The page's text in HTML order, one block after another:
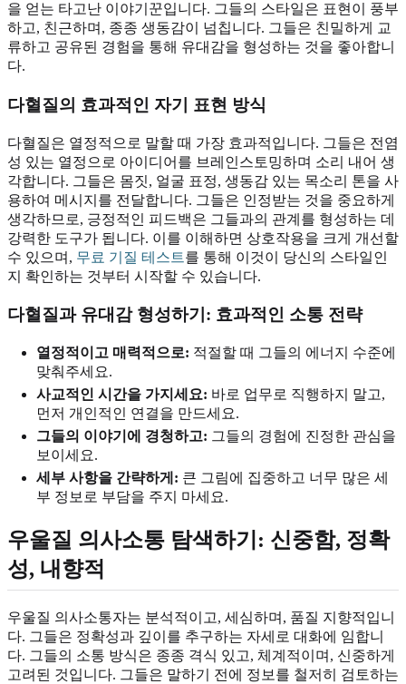
을 얻는 타고난 이야기꾼입니다. 그들의 스타일은 표현이 풍부
하고, 친근하며, 종종 생동감이 넘칩니다. 그들은 친밀하게 교
류하고 공유된 경험을 통해 유대감을 형성하는 것을 좋아합니
다.
다혈질의 효과적인 자기 표현 방식
다혈질은 열정적으로 말할 때 가장 효과적입니다. 그들은 전염
성 있는 열정으로 아이디어를 브레인스토밍하며 소리 내어 생
각합니다. 그들은 몸짓, 얼굴 표정, 생동감 있는 목소리 톤을 사
용하여 메시지를 전달합니다. 그들은 인정받는 것을 중요하게
생각하므로, 긍정적인 피드백은 그들과의 관계를 형성하는 데
강력한 도구가 됩니다. 이를 이해하면 상호작용을 크게 개선할
수 있으며, 무료 기질 테스트를 통해 이것이 당신의 스타일인
지 확인하는 것부터 시작할 수 있습니다.
다혈질과 유대감 형성하기 : 효과적인 소통 전략
열정적이고 매력적으로: 적절할 때 그들의 에너지 수준에
맞춰주세요.
사교적인 시간을 가지세요: 바로 업무로 직행하지 말고,
먼저 개인적인 연결을 만드세요.
그들의 이야기에 경청하고: 그들의 경험에 진정한 관심을
보이세요.
세부 사항을 간략하게: 큰 그림에 집중하고 너무 많은 세
부 정보로 부담을 주지 마세요.
우울질 의사소통 탐색하기: 신중함, 정확
성, 내향적
우울질 의사소통자는 분석적이고, 세심하며, 품질 지향적입니
다. 그들은 정확성과 깊이를 추구하는 자세로 대화에 임합니
다. 그들의 소통 방식은 종종 격식 있고, 체계적이며, 신중하게
고려된 것입니다. 그들은 말하기 전에 정보를 철저히 검토하는